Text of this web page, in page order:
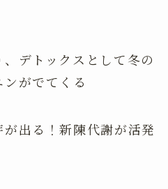
デトックスとして冬の
がでてくる
出る！新陳代謝が活発